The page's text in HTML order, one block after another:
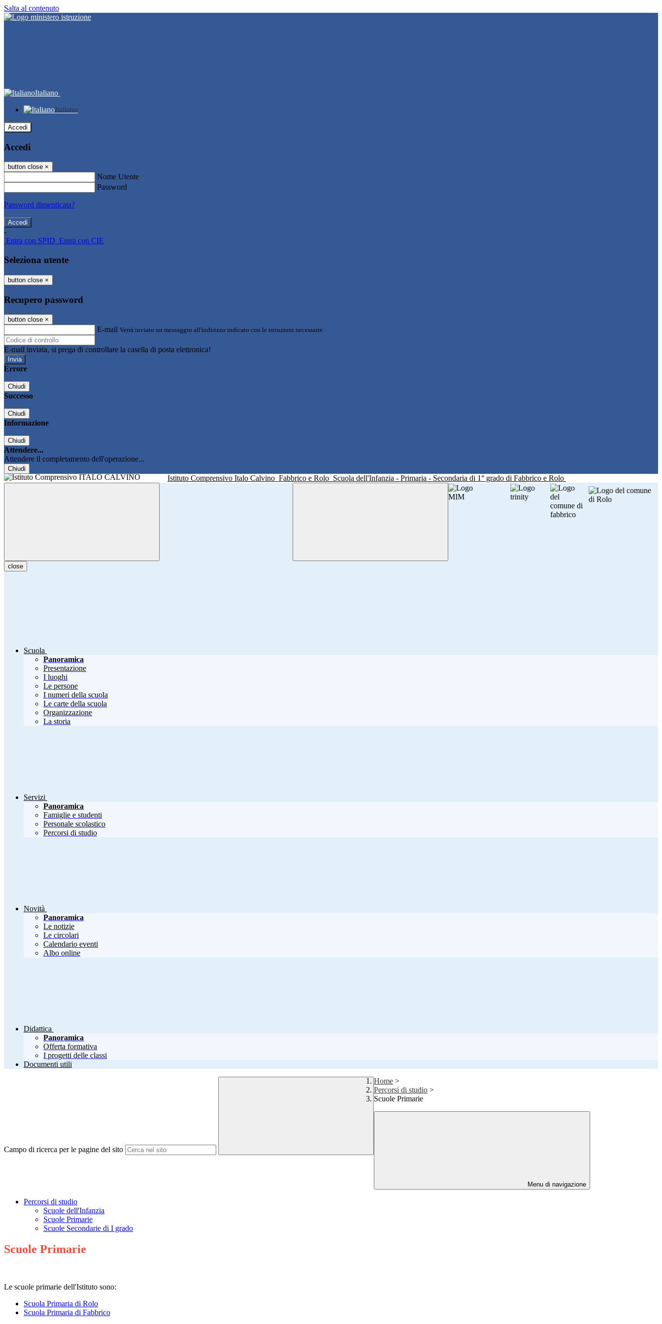
Salta al contenuto
Italiano
Italiano
Accedi
Accedi
button close ×
Nome Utente
Password
Password dimenticata?
-
Entra con SPID Entra con CIE
Seleziona utente
button close ×
Recupero password
button close ×
E-mail Verrà inviato un messaggio all'indirizzo indicato con le istruzioni necessarie.
E-mail inviata, si prega di controllare la casella di posta elettronica!
Errore
Chiudi
Successo
Chiudi
Informazione
Chiudi
Attendere...
Attendere il completamento dell'operazione...
Chiudi
Istituto Comprensivo Italo Calvino Fabbrico e Rolo Scuola dell'Infanzia - Primaria - Secondaria di 1° grado di Fabbrico e Rolo
close
Scuola
Panoramica
Presentazione
I luoghi
Le persone
I numeri della scuola
Le carte della scuola
Organizzazione
La storia
Servizi
Panoramica
Famiglie e studenti
Personale scolastico
Percorsi di studio
Novità
Panoramica
Le notizie
Le circolari
Calendario eventi
Albo online
Didattica
Panoramica
Offerta formativa
I progetti delle classi
Documenti utili
Campo di ricerca per le pagine del sito
Home >
Percorsi di studio >
Scuole Primarie
Menu di navigazione
Percorsi di studio
Scuole dell'Infanzia
Scuole Primarie
Scuole Secondarie di I grado
Scuole Primarie
Le scuole primarie dell'Istituto sono:
Scuola Primaria di Rolo
Scuola Primaria di Fabbrico